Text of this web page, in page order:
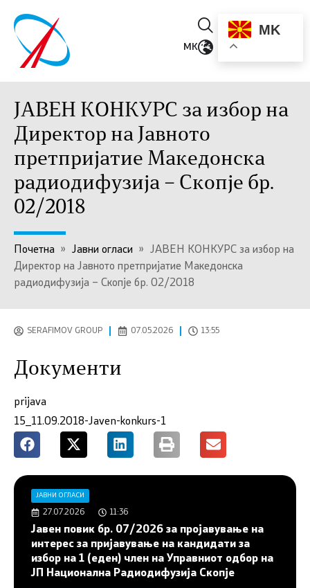
MK
MK
ЈАВЕН КОНКУРС за избор на
Директор на Јавното
претпријатие Македонска
радиодифузија – Скопје бр.
02/2018
Почетна » Јавни огласи »
ЈАВЕН КОНКУРС за избор на
Директор на Јавното претпријатие Македонска
радиодифузија – Скопје бр. 02/2018
SERAFIMOV GROUP 07.05.2026 13:55
Документи
prijava
15_11.09.2018-Javen-konkurs-1
ЈАВНИ ОГЛАСИ
27.07.2026 11:36
Јавен повик бр. 07/2026 за пројавување на
интерес за пријавување на кандидати за
избор на 1 (еден) член на Управниот одбор на
ЈП Национална Радиодифузија Скопје